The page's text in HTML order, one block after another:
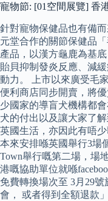
寵物節: [01空間展覽] 香
針對寵物保健品也有備
元堂合作的關節保健品
產品，以漢方龜鹿為基
貽貝抑制發炎反應、減
動力。 上市以來廣受毛
便利商店同步開賣，將
少國家的導盲犬機構都
犬的付出以及讓大家了
英國生活，亦因此有唔
本來安排喺英國舉行3場
Town舉行嘅第二場，場
港嘅協助單位就喺
免費轉換場次至 3月29號
會， 或者得到全額退款